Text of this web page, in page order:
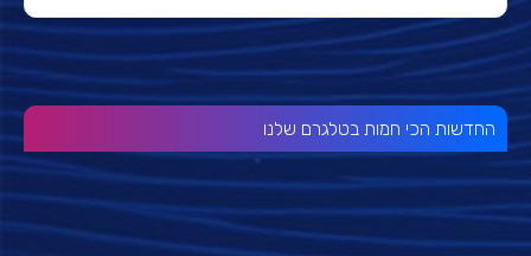
החדשות הכי חמות בטלגרם שלנו